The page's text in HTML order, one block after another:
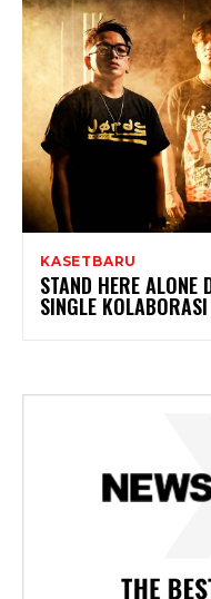
KASETBARU
STAND HERE
SINGLE KOLABORASI